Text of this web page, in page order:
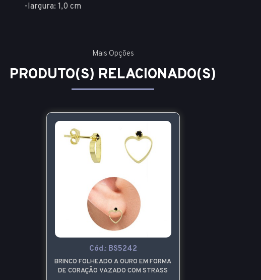
-largura: 1,0 cm
Mais Opções
PRODUTO(S) RELACIONADO(S)
Cód.: BS5242
BRINCO FOLHEADO A OURO EM FORMA
DE CORAÇÃO VAZADO COM STRASS